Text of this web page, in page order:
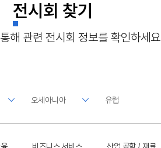
전시회 찾기
해 관련 전시회 정보를 확인하세요